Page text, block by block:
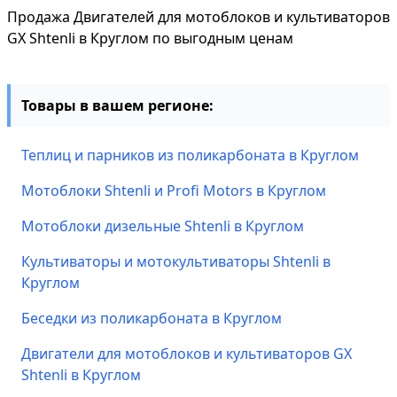
Продажа Двигателей для мотоблоков и культиваторов
GX Shtenli в Круглом по выгодным ценам
Товары в вашем регионе:
Теплиц и парников из поликарбоната в Круглом
Мотоблоки Shtenli и Profi Motors в Круглом
Мотоблоки дизельные Shtenli в Круглом
Культиваторы и мотокультиваторы Shtenli в
Круглом
Беседки из поликарбоната в Круглом
Двигатели для мотоблоков и культиваторов GX
Shtenli в Круглом